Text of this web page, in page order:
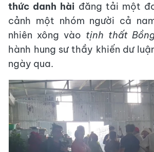
thức danh hài đăng tải một
cảnh một nhóm người cả
nhiên xông vào tịnh thất
hành hung sư thầy khiến dư
ngày qua.